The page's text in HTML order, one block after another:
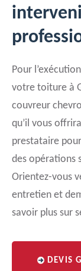
Pour
votre toiture à
couvreur
qu’il vous
prestataire
des opérations
Orientez-vous
entretien et
savoir plus sur
DEVIS